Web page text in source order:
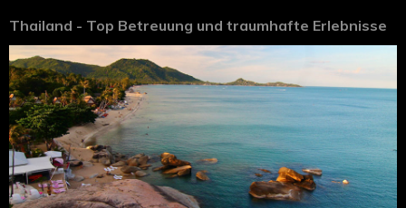
zu sein! Es hat ausnahmslos alles minutiös geklappt, die
Hotels waren super, es war eine stilvolle und komfortable
Reise.
Thailand - Top Betreuung und traumhafte Erlebnisse